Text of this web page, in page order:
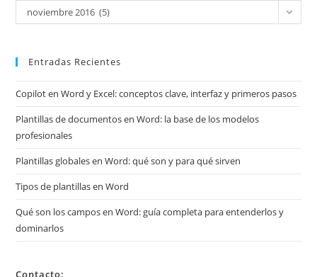
Mira
mis
noviembre 2016 (5)
Entradas Recientes
Copilot en Word y Excel: conceptos clave, interfaz y primeros pasos
Plantillas de documentos en Word: la base de los modelos
profesionales
Plantillas globales en Word: qué son y para qué sirven
Tipos de plantillas en Word
Qué son los campos en Word: guía completa para entenderlos y
dominarlos
Contacto: